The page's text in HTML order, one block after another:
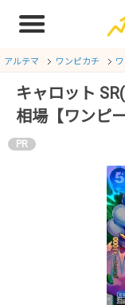
アルテマ ワンピカチ
キャロット
相場【ワンピ
PR